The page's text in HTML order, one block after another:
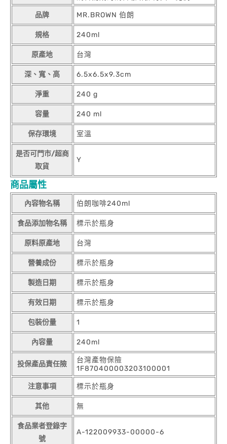
品牌 MR.BROWN 伯朗
規格 240ml
原產地 台灣
深、寬、高 6.5x6.5x9.3cm
淨重 240 g
容量 240 ml
保存環境 室溫
是否可門市/超商
取貨
Y
商品屬性
內容物名稱 伯朗咖啡240ml
食品添加物名稱 標示於瓶身
原料原產地 台灣
營養成份 標示於瓶身
製造日期 標示於瓶身
有效日期 標示於瓶身
包裝份量 1
內容量 240ml
投保產品責任險
台灣產物保險
1F870400003203100001
注意事項 標示於瓶身
其他 無
食品業者登錄字
號
A-122009933-00000-6